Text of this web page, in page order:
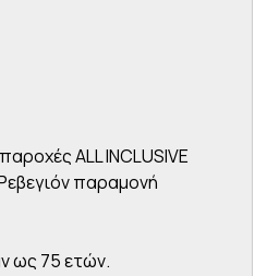
ALL INCLUSIVE
παραμονή
ως 75 ετών.